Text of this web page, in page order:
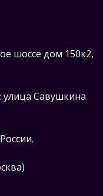
шоссе дом 150к2,
улица Савушкина